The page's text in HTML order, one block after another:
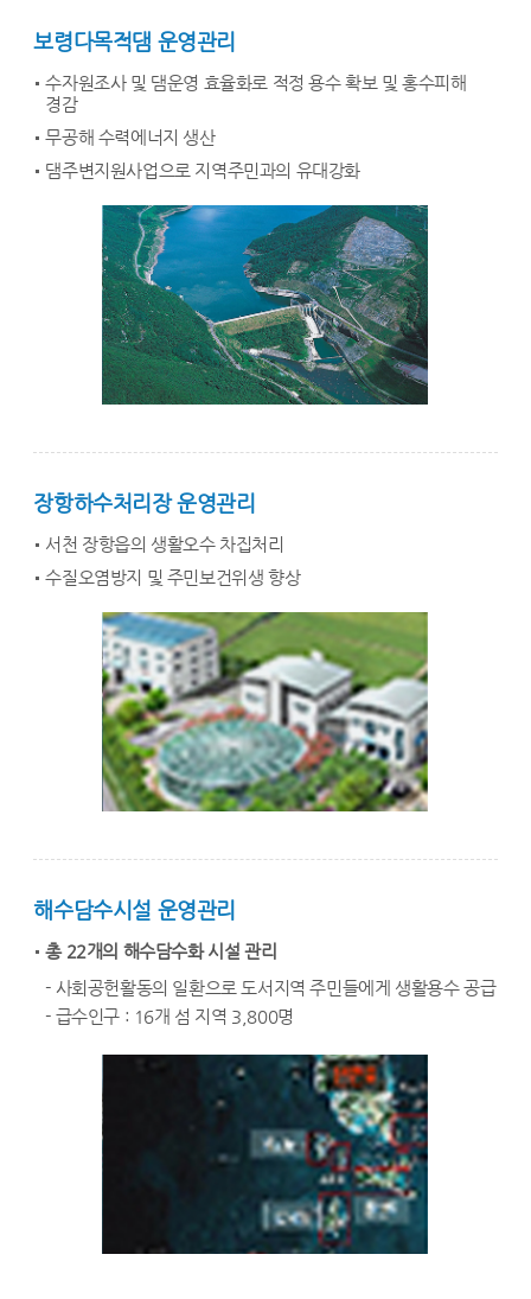
보령다목적댐 운영관리
수자원조사 및 댐운영 효율화로 적정 용수 확보 및 홍수피해
경감
무공해 수력에너지 생산
댐주변지원사업으로 지역주민과의 유대강화
장항하수처리장 운영관리
서천 장항읍의 생활오수 차집처리
수질오염방지 및 주민보건위생 향상
해수담수시설 운영관리
총 22개의 해수담수화 시설 관리
- 사회공헌활동의 일환으로 도서지역 주민들에게 생활용수 공급
- 급수인구 : 16개 섬 지역 3,800명